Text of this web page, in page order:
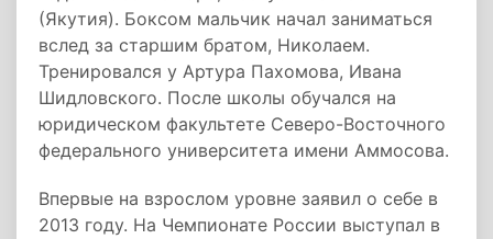
(Якутия). Боксом мальчик начал заниматься
вслед за старшим братом, Николаем.
Тренировался у Артура Пахомова, Ивана
Шидловского. После школы обучался на
юридическом факультете Северо-Восточного
федерального университета имени Аммосова.
Впервые на взрослом уровне заявил о себе в
2013 году. На Чемпионате России выступал в